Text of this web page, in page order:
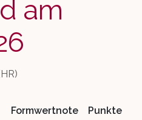
am
Formwertnote Punkte